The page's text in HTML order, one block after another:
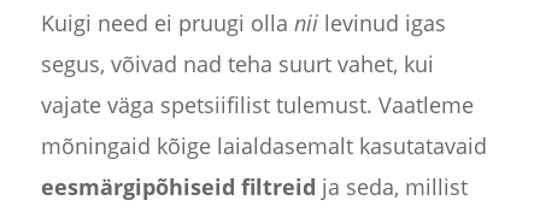
Kuigi need ei pruugi olla niilevinud igas
segus, võivad nad teha suurt vahet, kui
vajate väga spetsiifilist tulemust. Vaatleme
mõningaid kõige laialdasemalt kasutatavaid
eesmärgipõhiseid filtreid ja seda, millist